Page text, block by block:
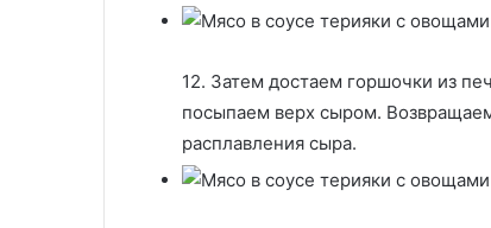
12. Затем достаем горшочки из
посыпаем верх сыром.
расплавления сыра.